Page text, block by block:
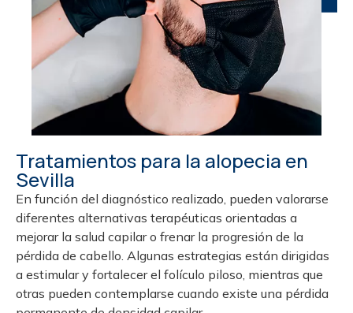
Tratamientos para la alopecia en
Sevilla
En función del diagnóstico realizado, pueden valorarse
diferentes alternativas terapéuticas orientadas a
mejorar la salud capilar o frenar la progresión de la
pérdida de cabello. Algunas estrategias están dirigidas
a estimular y fortalecer el folículo piloso, mientras que
otras pueden contemplarse cuando existe una pérdida